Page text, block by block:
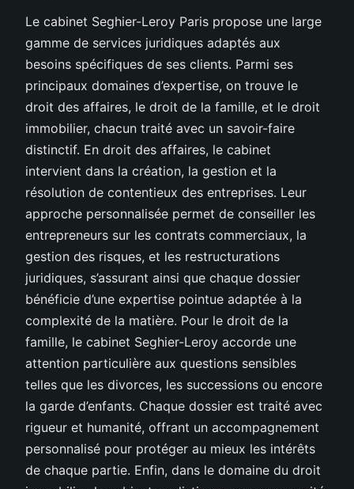
Le cabinet Seghier-Leroy Paris propose une large
gamme de services juridiques adaptés aux
besoins spécifiques de ses clients. Parmi ses
principaux domaines d’expertise, on trouve le
droit des affaires, le droit de la famille, et le droit
immobilier, chacun traité avec un savoir-faire
distinctif. En droit des affaires, le cabinet
intervient dans la création, la gestion et la
résolution de contentieux des entreprises. Leur
approche personnalisée permet de conseiller les
entrepreneurs sur les contrats commerciaux, la
gestion des risques, et les restructurations
juridiques, s’assurant ainsi que chaque dossier
bénéficie d’une expertise pointue adaptée à la
complexité de la matière. Pour le droit de la
famille, le cabinet Seghier-Leroy accorde une
attention particulière aux questions sensibles
telles que les divorces, les successions ou encore
la garde d’enfants. Chaque dossier est traité avec
rigueur et humanité, offrant un accompagnement
personnalisé pour protéger au mieux les intérêts
de chaque partie. Enfin, dans le domaine du droit